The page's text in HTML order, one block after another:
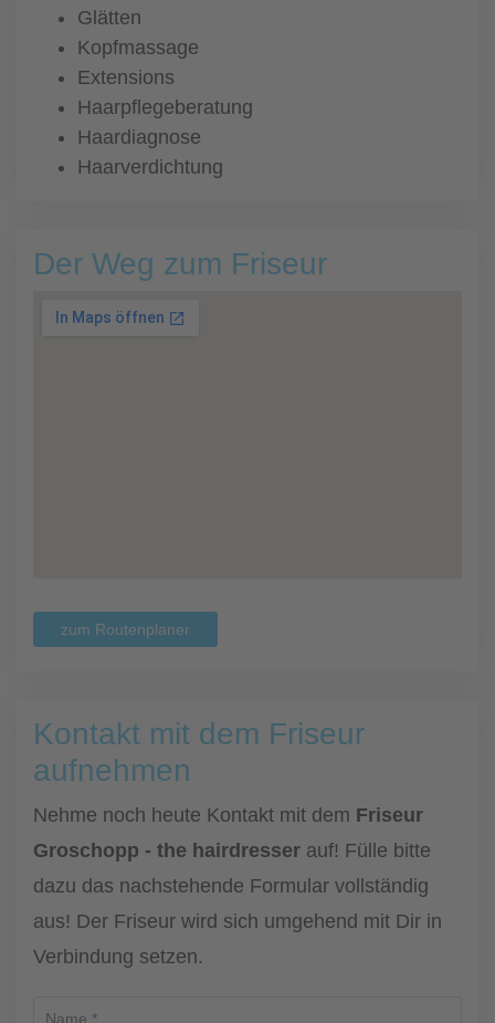
Glätten
Kopfmassage
Extensions
Haarpflegeberatung
Haardiagnose
Haarverdichtung
Der Weg zum Friseur
zum Routenplaner
Kontakt mit dem Friseur
aufnehmen
Nehme noch heute Kontakt mit dem Friseur
Groschopp - the hairdresser auf! Fülle bitte
dazu das nachstehende Formular vollständig
aus! Der Friseur wird sich umgehend mit Dir in
Verbindung setzen.